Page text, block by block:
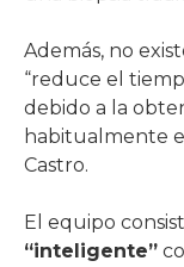
Además, no
“reduce el
debido a la
habitualmente
Castro.
El equipo
“inteligente”